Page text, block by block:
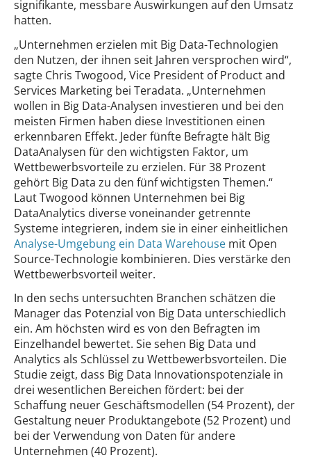
signifikante, messbare Auswirkungen auf den Umsatz
hatten.
„Unternehmen erzielen mit Big Data-Technologien
den Nutzen, der ihnen seit Jahren versprochen wird“,
sagte Chris Twogood, Vice President of Product and
Services Marketing bei Teradata. „Unternehmen
wollen in Big Data-Analysen investieren und bei den
meisten Firmen haben diese Investitionen einen
erkennbaren Effekt. Jeder fünfte Befragte hält Big
DataAnalysen für den wichtigsten Faktor, um
Wettbewerbsvorteile zu erzielen. Für 38 Prozent
gehört Big Data zu den fünf wichtigsten Themen.“
Laut Twogood können Unternehmen bei Big
DataAnalytics diverse voneinander getrennte
Systeme integrieren, indem sie in einer einheitlichen
Analyse-Umgebung ein Data Warehouse mit Open
Source-Technologie kombinieren. Dies verstärke den
Wettbewerbsvorteil weiter.
In den sechs untersuchten Branchen schätzen die
Manager das Potenzial von Big Data unterschiedlich
ein. Am höchsten wird es von den Befragten im
Einzelhandel bewertet. Sie sehen Big Data und
Analytics als Schlüssel zu Wettbewerbsvorteilen. Die
Studie zeigt, dass Big Data Innovationspotenziale in
drei wesentlichen Bereichen fördert: bei der
Schaffung neuer Geschäftsmodellen (54 Prozent), der
Gestaltung neuer Produktangebote (52 Prozent) und
bei der Verwendung von Daten für andere
Unternehmen (40 Prozent).